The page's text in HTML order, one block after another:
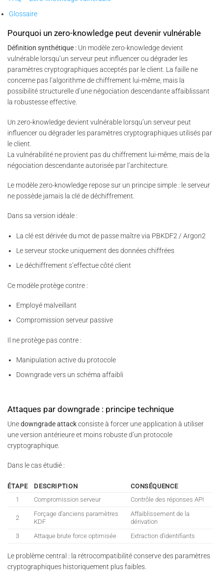
Glossaire
Pourquoi un zero-knowledge peut devenir vulnérable
Définition synthétique : Un modèle zero-knowledge devient
vulnérable lorsqu’un serveur peut influencer ou dégrader les
paramètres cryptographiques acceptés par le client. La faille ne
concerne pas l’algorithme de chiffrement lui-même, mais la
possibilité structurelle d’une négociation descendante affaiblissant
la robustesse effective.
Un zero-knowledge devient vulnérable lorsqu’un serveur peut
influencer ou dégrader les paramètres cryptographiques utilisés par
le client.
La vulnérabilité ne provient pas du chiffrement lui-même, mais de la
négociation descendante autorisée par l’architecture.
Le modèle zero-knowledge repose sur un principe simple : le serveur
ne possède jamais la clé de déchiffrement.
Dans sa version idéale :
La clé est dérivée du mot de passe maître via PBKDF2 / Argon2
Le serveur stocke uniquement des données chiffrées
Le déchiffrement s’effectue côté client
Ce modèle protège contre :
Employé malveillant
Compromission serveur passive
Il ne protège pas contre :
Manipulation active du protocole
Downgrade vers un schéma affaibli
Attaques par downgrade : principe technique
Unedowngrade attackconsiste à forcer une application à utiliser
une version antérieure et moins robuste d’un protocole
cryptographique.
Dans le cas étudié :
ÉTAPE DESCRIPTION
CONSÉQUENCE
1
Compromission serveur Contrôle des réponses API
2
Forçage d’anciens paramètres
KDF
Affaiblissement de la
dérivation
3
Attaque brute force optimisée Extraction d’identifiants
Le problème central : la rétrocompatibilité conserve des paramètres
cryptographiques historiquement plus faibles.